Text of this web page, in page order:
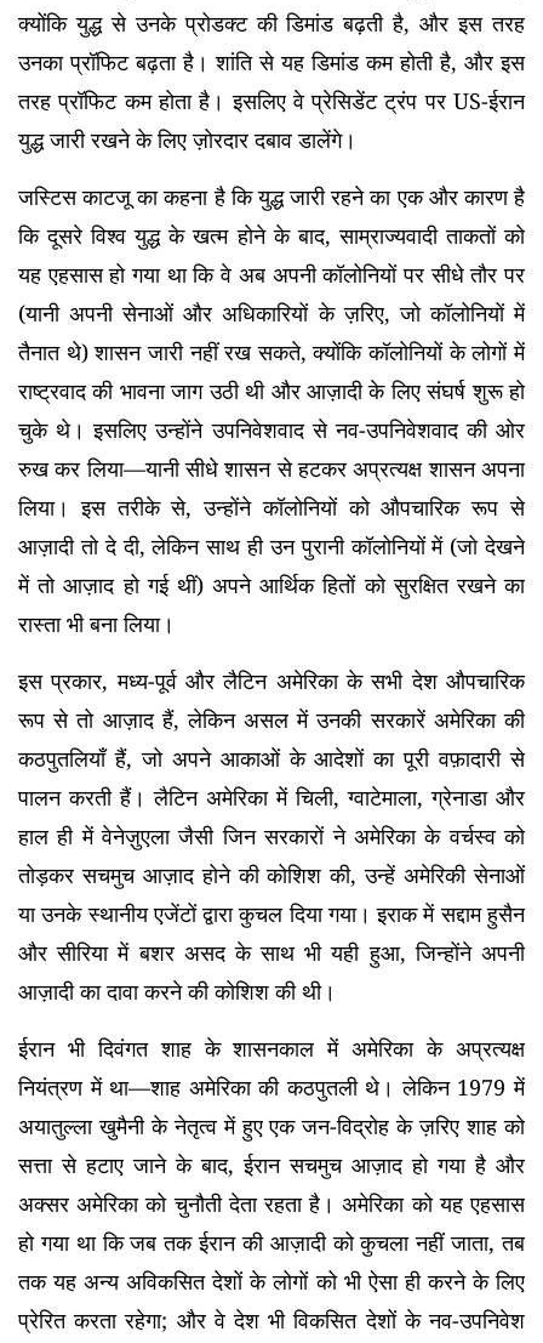
क्योंकि युद्ध से उनके प्रोडक्ट की डिमांड बढ़ती है, और इस तरह
उनका प्रॉफिट बढ़ता है। शांति से यह डिमांड कम होती है, और इस
तरह प्रॉफिट कम होता है। इसलिए वे प्रेसिडेंट ट्रंप पर US-ईरान
युद्ध जारी रखने के लिए ज़ोरदार दबाव डालेंगे।
जस्टिस काटजू का कहना है कि युद्ध जारी रहने का एक और कारण है
कि दूसरे विश्व युद्ध के खत्म होने के बाद, साम्राज्यवादी ताकतों को
यह एहसास हो गया था कि वे अब अपनी कॉलोनियों पर सीधे तौर पर
(यानी अपनी सेनाओं और अधिकारियों के ज़रिए, जो कॉलोनियों में
तैनात थे) शासन जारी नहीं रख सकते, क्योंकि कॉलोनियों के लोगों में
राष्ट्रवाद की भावना जाग उठी थी और आज़ादी के लिए संघर्ष शुरू हो
चुके थे। इसलिए उन्होंने उपनिवेशवाद से नव-उपनिवेशवाद की ओर
रुख कर लिया—यानी सीधे शासन से हटकर अप्रत्यक्ष शासन अपना
लिया। इस तरीके से, उन्होंने कॉलोनियों को औपचारिक रूप से
आज़ादी तो दे दी, लेकिन साथ ही उन पुरानी कॉलोनियों में (जो देखने
में तो आज़ाद हो गई थीं) अपने आर्थिक हितों को सुरक्षित रखने का
रास्ता भी बना लिया।
इस प्रकार, मध्य-पूर्व और लैटिन अमेरिका के सभी देश औपचारिक
रूप से तो आज़ाद हैं, लेकिन असल में उनकी सरकारें अमेरिका की
कठपुतलियाँ हैं, जो अपने आकाओं के आदेशों का पूरी वफ़ादारी से
पालन करती हैं। लैटिन अमेरिका में चिली, ग्वाटेमाला, ग्रेनाडा और
हाल ही में वेनेज़ुएला जैसी जिन सरकारों ने अमेरिका के वर्चस्व को
तोड़कर सचमुच आज़ाद होने की कोशिश की, उन्हें अमेरिकी सेनाओं
या उनके स्थानीय एजेंटों द्वारा कुचल दिया गया। इराक में सद्दाम हुसैन
और सीरिया में बशर असद के साथ भी यही हुआ, जिन्होंने अपनी
आज़ादी का दावा करने की कोशिश की थी।
ईरान भी दिवंगत शाह के शासनकाल में अमेरिका के अप्रत्यक्ष
नियंत्रण में था—शाह अमेरिका की कठपुतली थे। लेकिन 1979 में
अयातुल्ला खुमैनी के नेतृत्व में हुए एक जन-विद्रोह के ज़रिए शाह को
सत्ता से हटाए जाने के बाद, ईरान सचमुच आज़ाद हो गया है और
अक्सर अमेरिका को चुनौती देता रहता है। अमेरिका को यह एहसास
हो गया था कि जब तक ईरान की आज़ादी को कुचला नहीं जाता, तब
तक यह अन्य अविकसित देशों के लोगों को भी ऐसा ही करने के लिए
प्रेरित करता रहेगा; और वे देश भी विकसित देशों के नव-उपनिवेश